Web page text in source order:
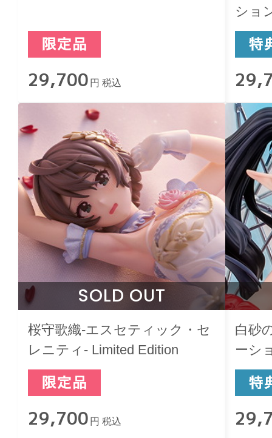
29,700 円 税込
ショ
SOLD OUT
桜守歌織-エスセティック・セ
レニティ- Limited Edition
29,700 円 税込
白砂
ーシ